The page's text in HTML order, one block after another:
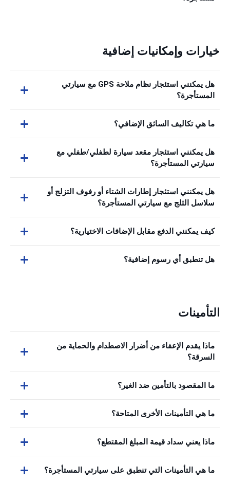
خيارات وإمكانيات إضافية
هل يمكنني استئجار نظام ملاحة GPS مع سيارتي
المستأجرة؟
ما هي تكاليف السائق الإضافي؟
هل يمكنني استئجار مقعد سيارة لطفلي/طفلي مع
سيارتي المستأجرة؟
هل يمكنني استئجار إطارات الشتاء أو رفوف التزلج أو
سلاسل الثلج مع سيارتي المستأجرة؟
كيف يمكنني الدفع مقابل الإضافات الاختيارية؟
هل تنطبق أي رسوم إضافية؟
التأمينات
ماذا يقدم الإعفاء من أضرار الاصطدام والحماية من
السرقة؟
ما المقصود بالتأمين ضد الغير؟
ما هي التأمينات الأخرى المتاحة؟
ماذا يعني سداد قيمة المبلغ المقتطع؟
ما هي التأمينات التي تنطبق على سيارتي المستأجرة؟